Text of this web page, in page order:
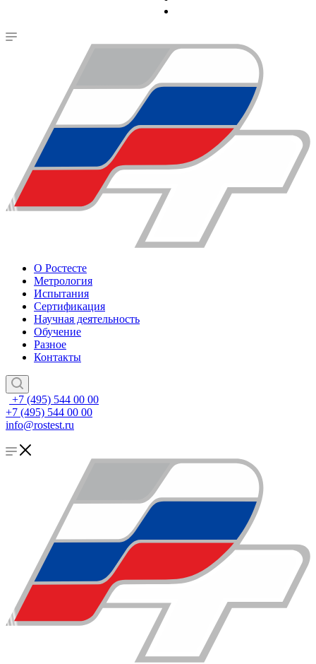
О Ростесте
Метрология
Испытания
Сертификация
Научная деятельность
Обучение
Разное
Контакты
+7 (495) 544 00 00
+7 (495) 544 00 00
info@rostest.ru